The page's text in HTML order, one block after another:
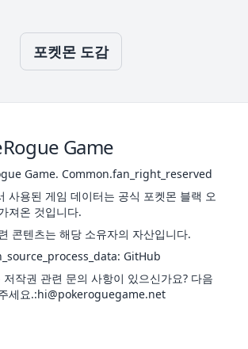
피뢰침
일렉트
애널라
이즈
헤롱헤
롱바디
매직가
프렌드
가드
323 70 45 48 60 65 35
애널라
이즈
포켓몬 도감
Game
Game. Common.fan_right_reserved
사용된 게임 데이터는 공식 포켓몬 블랙 오
져온 것입니다.
콘텐츠는 해당 소유자의 자산입니다.
: GitHub
작권 관련 문의 사항이 있으신가요? 다음
세요.:hi@pokeroguegame.net